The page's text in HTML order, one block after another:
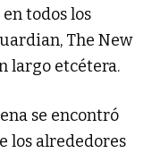
todos los
The New
largo etcétera.
se encontró
los alrededores